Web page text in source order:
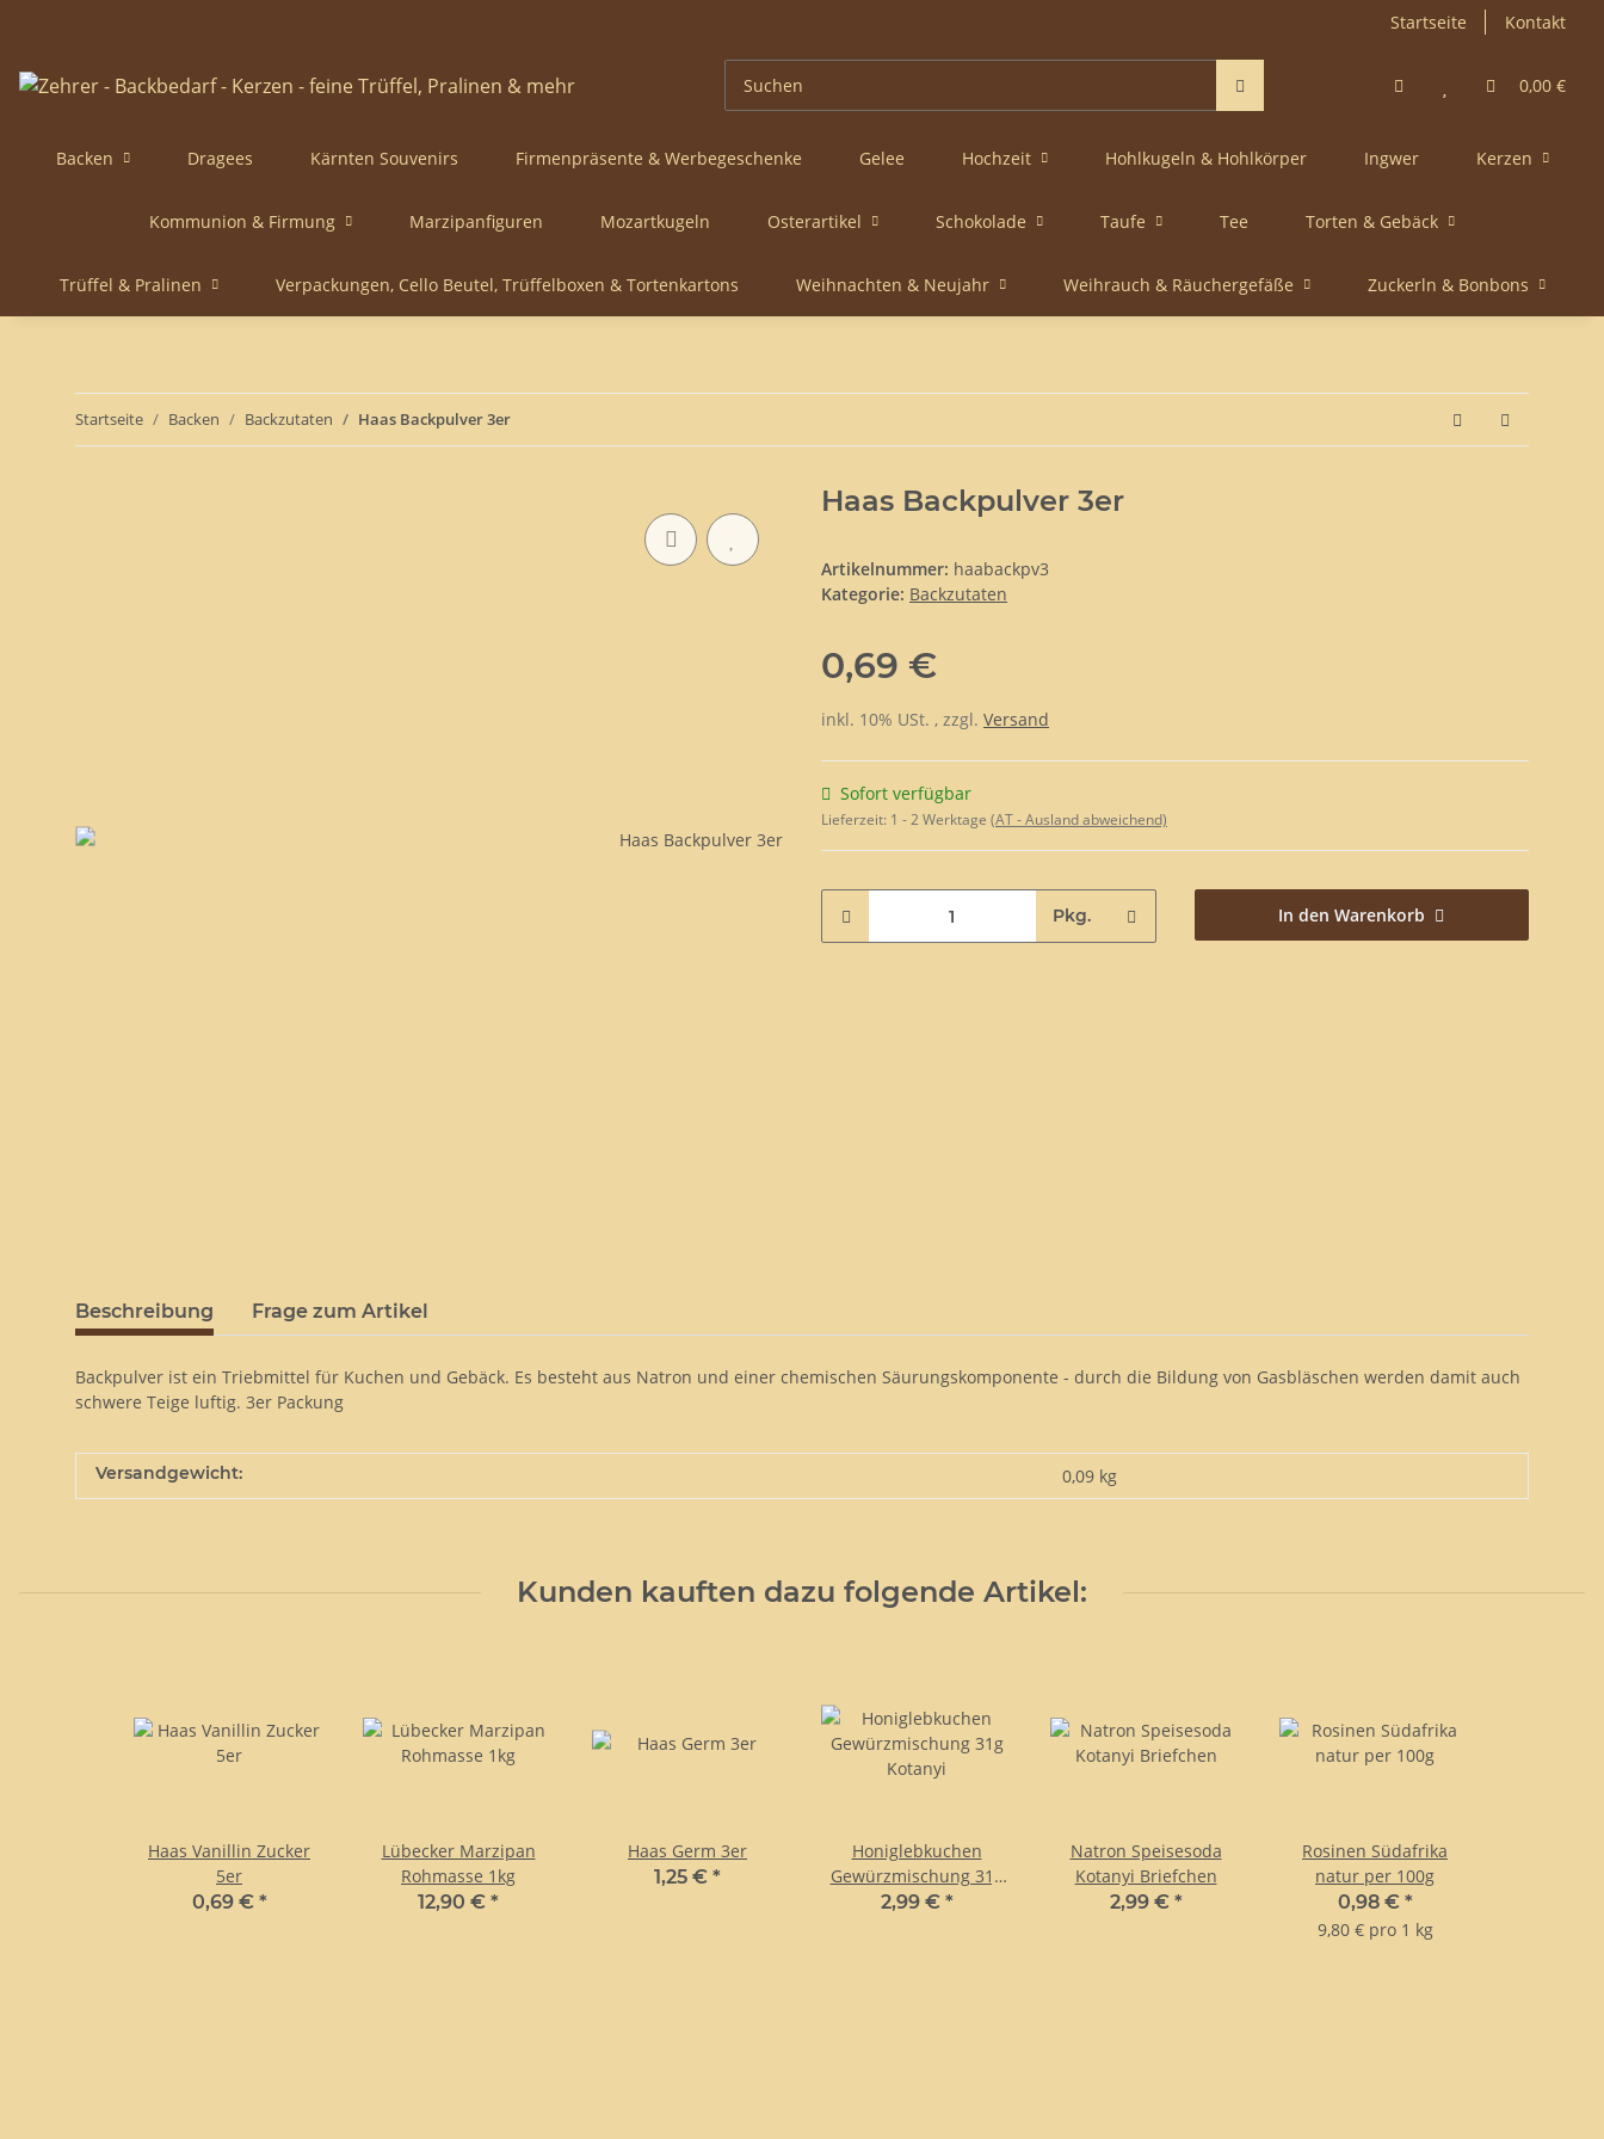
Startseite Kontakt
0,00 €
Backen Dragees Kärnten Souvenirs Firmenpräsente & Werbegeschenke Gelee Hochzeit Hohlkugeln & Hohlkörper Ingwer Kerzen
Kommunion & Firmung Marzipanfiguren Mozartkugeln Osterartikel Schokolade Taufe Tee Torten & Gebäck
Trüffel & Pralinen Verpackungen, Cello Beutel, Trüffelboxen & Tortenkartons Weihnachten & Neujahr Weihrauch & Räuchergefäße Zuckerln & Bonbons
Startseite Backen Backzutaten Haas Backpulver 3er
Haas Backpulver 3er
Artikelnummer: haabackpv3
Kategorie: Backzutaten
0,69 €
inkl. 10% USt. , zzgl. Versand
Sofort verfügbar
Lieferzeit: 1 - 2 Werktage (AT - Ausland abweichend)
Pkg. In den Warenkorb
Beschreibung Frage zum Artikel
Backpulver ist ein Triebmittel für Kuchen und Gebäck. Es besteht aus Natron und einer chemischen Säurungskomponente - durch die Bildung von Gasbläschen werden damit auch
schwere Teige luftig. 3er Packung
Versandgewicht: 0,09 kg
Kunden kauften dazu folgende Artikel:
Haas Vanillin Zucker
5er
0,69 € *
Lübecker Marzipan
Rohmasse 1kg
12,90 € *
Haas Germ 3er
1,25 € *
Honiglebkuchen
Gewürzmischung 31g
Kotanyi
2,99 € *
Natron Speisesoda
Kotanyi Briefchen
2,99 € *
Rosinen Südafrika
natur per 100g
0,98 € *
9,80 € pro 1 kg